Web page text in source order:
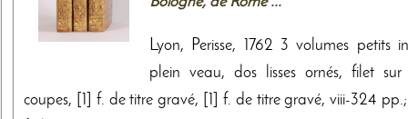
Lyon, Perisse, 1762 3 volumes petits
plein veau, dos lisses ornés, filet sur
coupes, [1] f. de titre gravé, [1] f. de titre gravé, viii-324